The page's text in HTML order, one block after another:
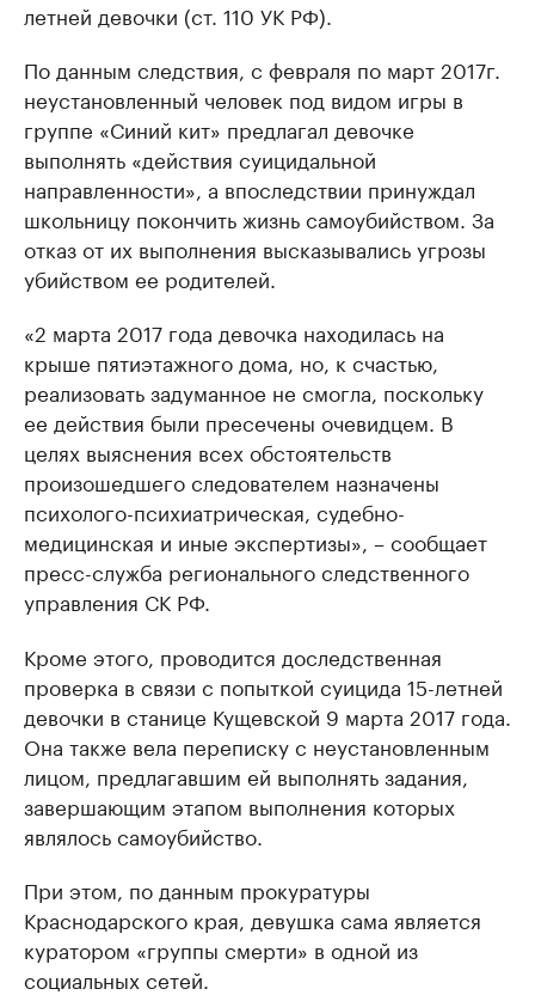
летней девочки (ст. 110 УК РФ).
По данным следствия, с февраля по март 2017г.
неустановленный человек под видом игры в
группе «Синий кит» предлагал девочке
выполнять «действия суицидальной
направленности», а впоследствии принуждал
школьницу покончить жизнь самоубийством. За
отказ от их выполнения высказывались угрозы
убийством ее родителей.
«2 марта 2017 года девочка находилась на
крыше пятиэтажного дома, но, к счастью,
реализовать задуманное не смогла, поскольку
ее действия были пресечены очевидцем. В
целях выяснения всех обстоятельств
произошедшего следователем назначены
психолого-психиатрическая, судебно-
медицинская и иные экспертизы», – сообщает
пресс-служба регионального следственного
управления СК РФ.
Кроме этого, проводится доследственная
проверка в связи с попыткой суицида 15-летней
девочки в станице Кущевской 9 марта 2017 года.
Она также вела переписку с неустановленным
лицом, предлагавшим ей выполнять задания,
завершающим этапом выполнения которых
являлось самоубийство.
При этом, по данным прокуратуры
Краснодарского края, девушка сама является
куратором «группы смерти» в одной из
социальных сетей.